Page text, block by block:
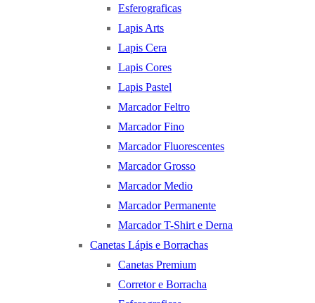
Esferograficas
Lapis Arts
Lapis Cera
Lapis Cores
Lapis Pastel
Marcador Feltro
Marcador Fino
Marcador Fluorescentes
Marcador Grosso
Marcador Medio
Marcador Permanente
Marcador T-Shirt e Derna
Canetas Lápis e Borrachas
Canetas Premium
Corretor e Borracha